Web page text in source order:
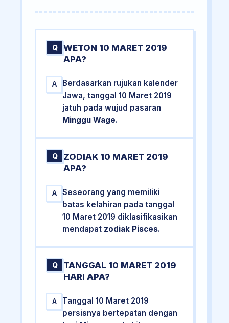
Q
WETON 10 MARET 2019
APA?
A
Berdasarkan rujukan kalender
Jawa, tanggal 10 Maret 2019
jatuh pada wujud pasaran
Minggu Wage.
Q
ZODIAK 10 MARET 2019
APA?
A
Seseorang yang memiliki
batas kelahiran pada tanggal
10 Maret 2019 diklasifikasikan
mendapat zodiak Pisces.
Q
TANGGAL 10 MARET 2019
HARI APA?
A
Tanggal 10 Maret 2019
persisnya bertepatan dengan